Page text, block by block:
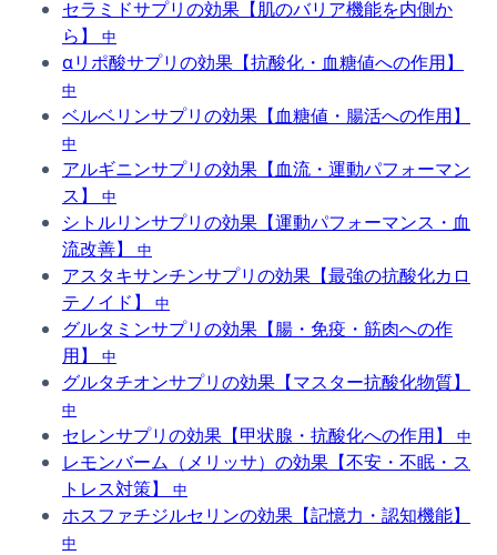
セラミドサプリの効果【肌のバリア機能を内側か
ら】
中
αリポ酸サプリの効果【抗酸化・血糖値への作用】
中
ベルベリンサプリの効果【血糖値・腸活への作用】
中
アルギニンサプリの効果【血流・運動パフォーマン
ス】
中
シトルリンサプリの効果【運動パフォーマンス・血
流改善】
中
アスタキサンチンサプリの効果【最強の抗酸化カロ
テノイド】
中
グルタミンサプリの効果【腸・免疫・筋肉への作
用】
中
グルタチオンサプリの効果【マスター抗酸化物質】
中
セレンサプリの効果【甲状腺・抗酸化への作用】 中
レモンバーム（メリッサ）の効果【不安・不眠・ス
トレス対策】
中
ホスファチジルセリンの効果【記憶力・認知機能】
中